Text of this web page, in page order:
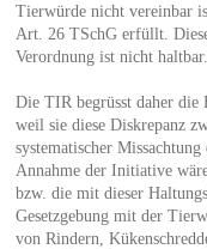
Tierwürde nicht vereinbar
Art. 26 TSchG erfüllt.
Verordnung ist nicht haltbar.
Die TIR begrüsst daher die
weil sie diese Diskrepanz
systematischer
Annahme der Initiative
bzw. die mit dieser
Gesetzgebung mit der
von Rindern,